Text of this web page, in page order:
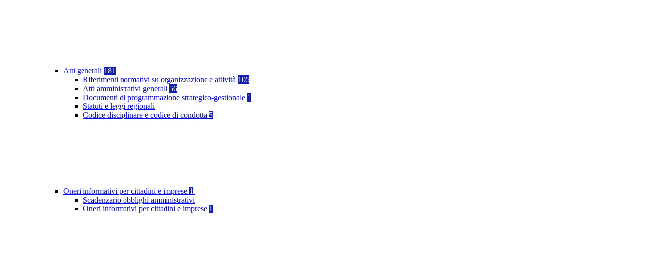
Atti generali 181
Riferimenti normativi su organizzazione e attività 105
Atti amministrativi generali 56
Documenti di programmazione strategico-gestionale 1
Statuti e leggi regionali
Codice disciplinare e codice di condotta 5
Oneri informativi per cittadini e imprese 1
Scadenzario obblighi amministrativi
Oneri informativi per cittadini e imprese 1